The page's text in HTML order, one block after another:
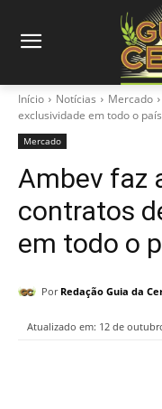
Início Notícias Mercado
exclusividade em todo o país
Mercado
Ambev faz
contratos
em todo o
Por Redação Guia da
Atualizado em: 12 de